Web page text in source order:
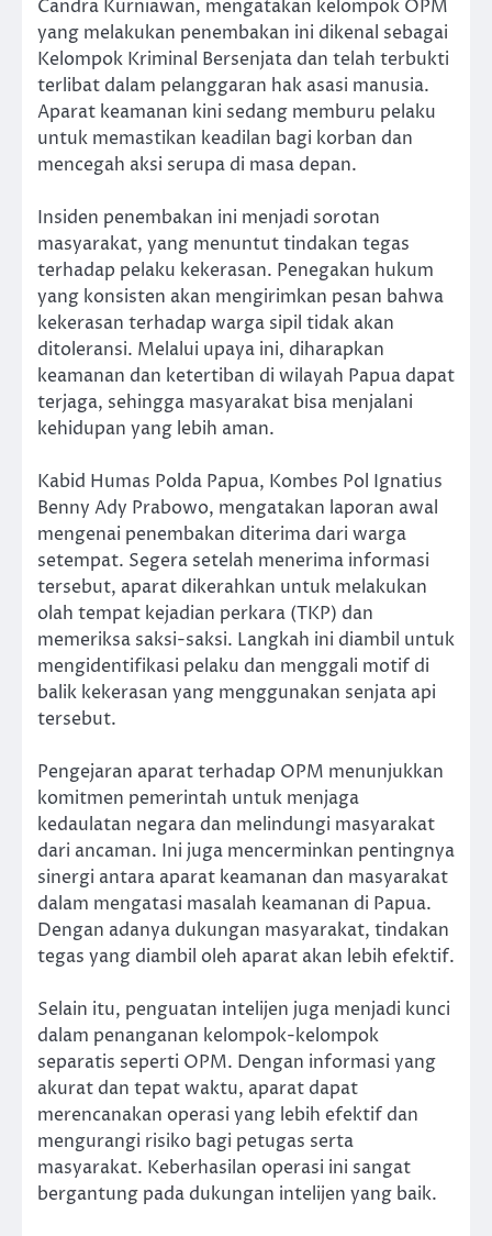
Candra Kurniawan, mengatakan kelompok OPM
yang melakukan penembakan ini dikenal sebagai
Kelompok Kriminal Bersenjata dan telah terbukti
terlibat dalam pelanggaran hak asasi manusia.
Aparat keamanan kini sedang memburu pelaku
untuk memastikan keadilan bagi korban dan
mencegah aksi serupa di masa depan.
Insiden penembakan ini menjadi sorotan
masyarakat, yang menuntut tindakan tegas
terhadap pelaku kekerasan. Penegakan hukum
yang konsisten akan mengirimkan pesan bahwa
kekerasan terhadap warga sipil tidak akan
ditoleransi. Melalui upaya ini, diharapkan
keamanan dan ketertiban di wilayah Papua dapat
terjaga, sehingga masyarakat bisa menjalani
kehidupan yang lebih aman.
Kabid Humas Polda Papua, Kombes Pol Ignatius
Benny Ady Prabowo, mengatakan laporan awal
mengenai penembakan diterima dari warga
setempat. Segera setelah menerima informasi
tersebut, aparat dikerahkan untuk melakukan
olah tempat kejadian perkara (TKP) dan
memeriksa saksi-saksi. Langkah ini diambil untuk
mengidentifikasi pelaku dan menggali motif di
balik kekerasan yang menggunakan senjata api
tersebut.
Pengejaran aparat terhadap OPM menunjukkan
komitmen pemerintah untuk menjaga
kedaulatan negara dan melindungi masyarakat
dari ancaman. Ini juga mencerminkan pentingnya
sinergi antara aparat keamanan dan masyarakat
dalam mengatasi masalah keamanan di Papua.
Dengan adanya dukungan masyarakat, tindakan
tegas yang diambil oleh aparat akan lebih efektif.
Selain itu, penguatan intelijen juga menjadi kunci
dalam penanganan kelompok-kelompok
separatis seperti OPM. Dengan informasi yang
akurat dan tepat waktu, aparat dapat
merencanakan operasi yang lebih efektif dan
mengurangi risiko bagi petugas serta
masyarakat. Keberhasilan operasi ini sangat
bergantung pada dukungan intelijen yang baik.